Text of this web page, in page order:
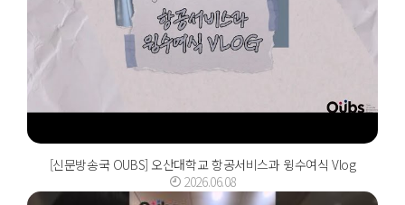
[신문방송국 OUBS] 오산대학교 항공서비스과 윙수여식 Vlog
2026.06.08